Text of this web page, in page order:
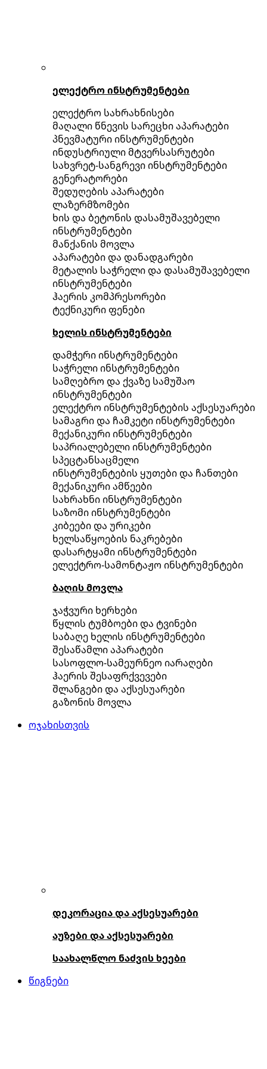
ელექტრო ინსტრუმენტები
ელექტრო სახრახნისები
მაღალი წნევის სარეცხი აპარატები
პნევმატური ინსტრუმენტები
ინდუსტრიული მტვერსასრუტები
სახვრეტ-სანგრევი ინსტრუმენტები
გენერატორები
შედუღების აპარატები
ლაზერმზომები
ხის და ბეტონის დასამუშავებელი
ინსტრუმენტები
მანქანის მოვლა
აპარატები და დანადგარები
მეტალის საჭრელი და დასამუშავებელი
ინსტრუმენტები
ჰაერის კომპრესორები
ტექნიკური ფენები
ხელის ინსტრუმენტები
დამჭერი ინსტრუმენტები
საჭრელი ინსტრუმენტები
სამღებრო და ქვაზე სამუშაო
ინსტრუმენტები
ელექტრო ინსტრუმენტების აქსესუარები
სამაგრი და ჩამკეტი ინსტრუმენტები
მექანიკური ინსტრუმენტები
საპრიალებელი ინსტრუმენტები
სპეცტანსაცმელი
ინსტრუმენტების ყუთები და ჩანთები
მექანიკური ამწეები
სახრახნი ინსტრუმენტები
საზომი ინსტრუმენტები
კიბეები და ურიკები
ხელსაწყოების ნაკრებები
დასარტყამი ინსტრუმენტები
ელექტრო-სამონტაჟო ინსტრუმენტები
ბაღის მოვლა
ჯაჭვური ხერხები
წყლის ტუმბოები და ტვინები
საბაღე ხელის ინსტრუმენტები
შესაწამლი აპარატები
სასოფლო-სამეურნეო იარაღები
ჰაერის შესაფრქვევები
შლანგები და აქსესუარები
გაზონის მოვლა
ოჯახისთვის
დეკორაცია და აქსესუარები
აუზები და აქსესუარები
საახალწლო ნაძვის ხეები
წიგნები